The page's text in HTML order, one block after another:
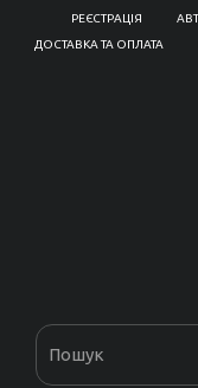
РЕЄСТРАЦІЯ
ДОСТАВКА ТА ОПЛАТА